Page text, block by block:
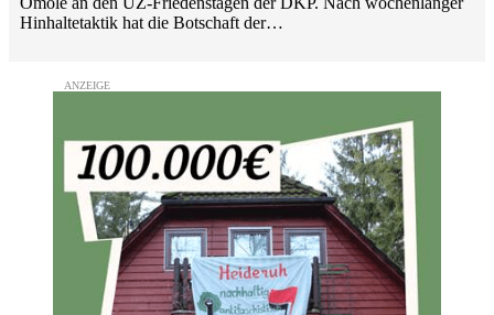
Hinhaltetaktik hat die Botschaft der…